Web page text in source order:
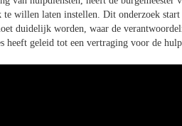
te willen laten instellen. Dit onderzoek
duidelijk worden, waar de
heeft geleid tot een vertraging voor de